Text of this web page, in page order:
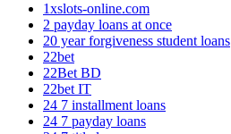
1xslots-online.com
2 payday loans at once
20 year forgiveness student loans
22bet
22Bet BD
22bet IT
24 7 installment loans
24 7 payday loans